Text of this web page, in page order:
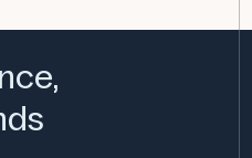
slingergewicht worden
onderzoeken, waarbij